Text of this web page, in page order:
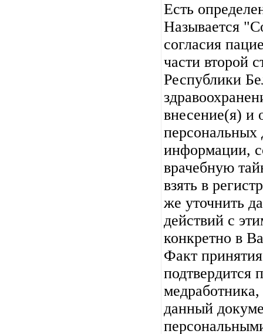
Есть
Называется
согласия
части второй
Республики
внесение(я) и
персональных
информации,
врачебную
взять в
же уточнить
действий с
конкретно в
Факт
подтвердится
данный